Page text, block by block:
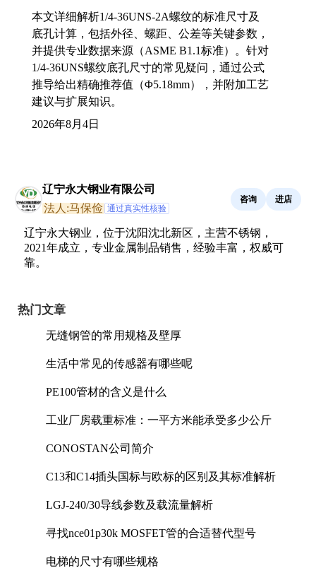
本文详细解析1/4-36UNS-2A螺纹的标准尺寸及
底孔计算，包括外径、螺距、公差等关键参数，
并提供专业数据来源（ASME B1.1标准）。针对
1/4-36UNS螺纹底孔尺寸的常见疑问，通过公式
推导给出精确推荐值（Φ5.18mm），并附加工艺
建议与扩展知识。
2026年8月4日
辽宁永大钢业有限公司
法人:马保俭 通过真实性核验
咨询 进店
辽宁永大钢业，位于沈阳沈北新区，主营不锈钢，
2021年成立，专业金属制品销售，经验丰富，权威可
靠。
热门文章
无缝钢管的常用规格及壁厚
生活中常见的传感器有哪些呢
PE100管材的含义是什么
工业厂房载重标准：一平方米能承受多少公斤
CONOSTAN公司简介
C13和C14插头国标与欧标的区别及其标准解析
LGJ-240/30导线参数及载流量解析
寻找nce01p30k MOSFET管的合适替代型号
电梯的尺寸有哪些规格